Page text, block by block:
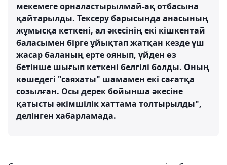
мекемеге орналастырылмай-ақ отбасына
қайтарылды. Тексеру барысында анасының
жұмысқа кеткені, ал әкесінің екі кішкентай
баласымен бірге ұйықтап жатқан кезде үш
жасар баланың ерте оянып, үйден өз
бетінше шығып кеткені белгілі болды. Оның
көшедегі "саяхаты" шамамен екі сағатқа
созылған. Осы дерек бойынша әкесіне
қатысты әкімшілік хаттама толтырылды",
делінген хабарламада.